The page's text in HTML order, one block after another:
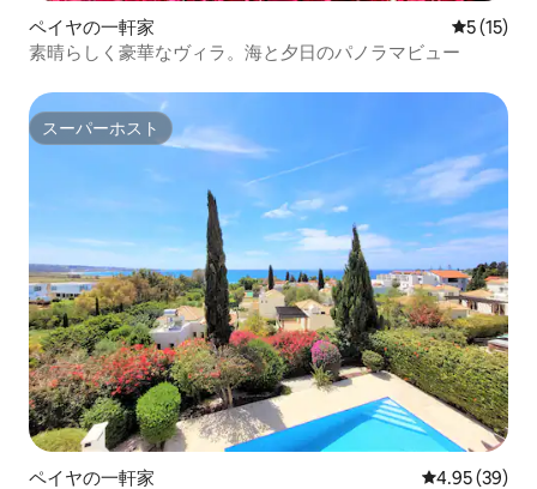
ペイヤの一軒家 レビュー
5 (15)
素晴らしく豪華なヴィラ。海と夕日のパノラマビュー
スーパーホスト
スーパーホスト
ペイヤの一軒家 レビュー39
4.95 (39)